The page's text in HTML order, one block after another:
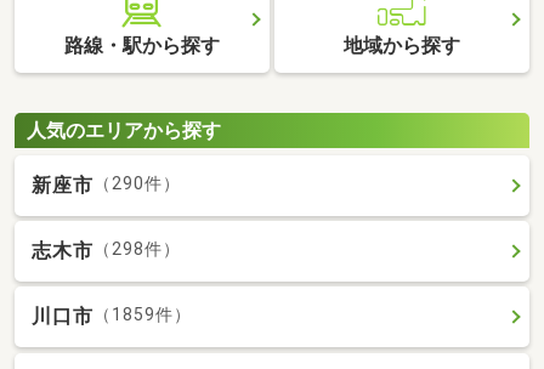
路線・駅から探す 地域から探す
人気のエリアから探す
新座市 （290件）
志木市 （298件）
川口市 （1859件）